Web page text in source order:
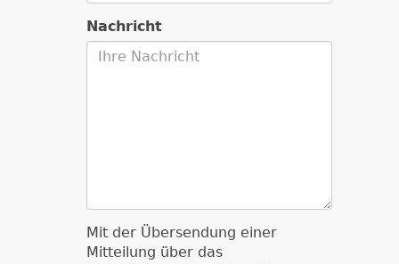
Nachricht
Mit der Übersendung einer
Mitteilung über das